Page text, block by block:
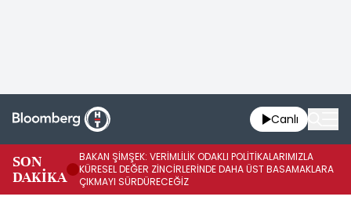
Canlı
SON
DAKİKA
BAKAN ŞİMŞEK: VERİMLİLİK ODAKLI POLİTİKALARIMIZLA
KÜRESEL DEĞER ZİNCİRLERİNDE DAHA ÜST BASAMAKLARA
ÇIKMAYI SÜRDÜRECEĞİZ